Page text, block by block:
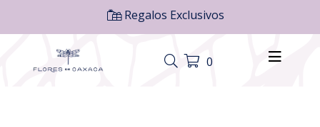
Regalos Exclusivos
0